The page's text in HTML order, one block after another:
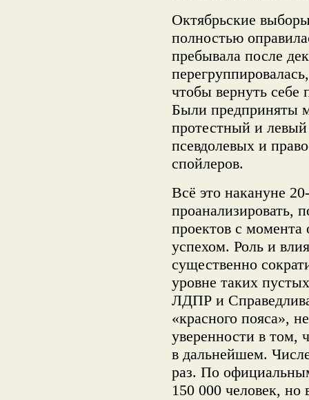
Октябрьские
полностью
пребывала после
чтобы вернуть
Были предприняты
протестный и левый
псевдолевых и
спойлеров.
Всё это накануне
проанализировать,
проектов с момента
успехом. Роль и
существенно
уровне таких
ЛДПР и
«красного пояса»,
уверенности в том,
в дальнейшем.
раз. По
150 000 человек,